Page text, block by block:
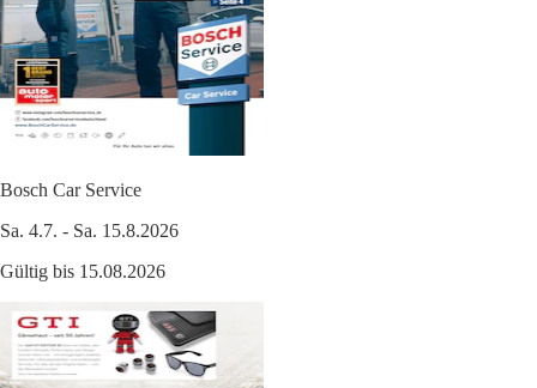
Bosch Car Service
Sa. 4.7. - Sa. 15.8.2026
Gültig bis 15.08.2026